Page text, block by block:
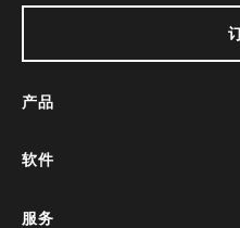
产品
软件
服务